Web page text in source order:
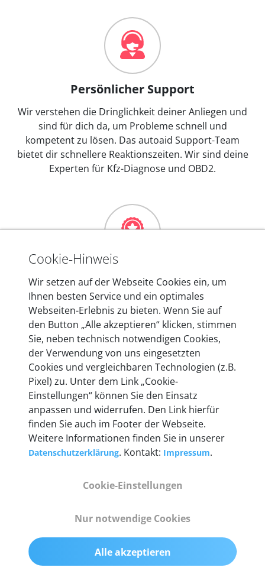
Persönlicher Support
Wir verstehen die Dringlichkeit deiner Anliegen und
sind für dich da, um Probleme schnell und
kompetent zu lösen. Das autoaid Support-Team
bietet dir schnellere Reaktionszeiten. Wir sind deine
Experten für Kfz-Diagnose und OBD2.
Mehr als 10 Jahre Erfahrung
In den Kfz-Diagnosegeräten von autoaid stecken
mehr als 10 Jahre Erfahrung, und auch in Zukunft
entwickeln wir unsere Produkte am Standort in
Berlin laufend weiter. Auf diese Qualität vertrauen
heute mehr als 60.000 Privatkunden und
Unternehmen.
Technische Details &
Gewicht
Cookie-Hinweis
Wir setzen auf der Webseite Cookies ein, um
Ihnen besten Service und ein optimales
Webseiten-Erlebnis zu bieten. Wenn Sie auf
den Button „Alle akzeptieren“ klicken, stimmen
Sie, neben technisch notwendigen Cookies,
der Verwendung von uns eingesetzten
Cookies und vergleichbaren Technologien (z.B.
Pixel) zu. Unter dem Link „Cookie-
Einstellungen“ können Sie den Einsatz
anpassen und widerrufen. Den Link hierfür
finden Sie auch im Footer der Webseite.
Weitere Informationen finden Sie in unserer
Datenschutzerklärung. Kontakt: Impressum.
Cookie-Einstellungen
Nur notwendige Cookies
Alle akzeptieren